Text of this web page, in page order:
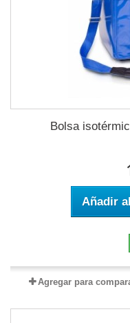
Bolsa
Añadir
Agregar para